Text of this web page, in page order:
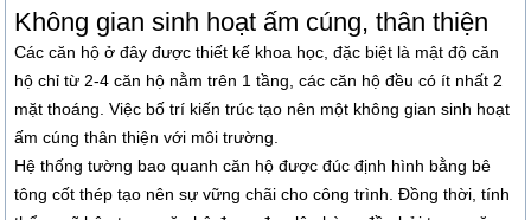
Không gian sinh hoạt ấm cúng, thân thiện
Các căn hộ ở đây được thiết kế khoa học, đặc biệt là mật độ căn
hộ chỉ từ 2-4 căn hộ nằm trên 1 tầng, các căn hộ đều có ít nhất 2
mặt thoáng. Việc bố trí kiến trúc tạo nên một không gian sinh hoạt
ấm cúng thân thiện với môi trường.
Hệ thống tường bao quanh căn hộ được đúc định hình bằng bê
tông cốt thép tạo nên sự vững chãi cho công trình. Đồng thời, tính